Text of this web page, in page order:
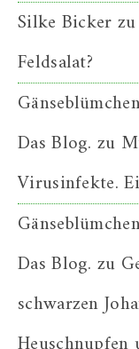
Silke Bickerzu
Feldsalat?
Das Blog. zu
Virusinfekte.
Das Blog. zu
schwarzen